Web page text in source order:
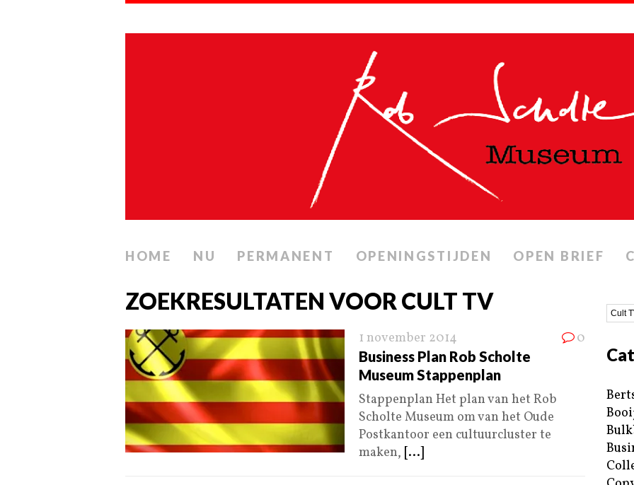
HOME NU PERMANENT OPENINGSTIJDEN OPEN BRIEF
ZOEKRESULTATEN VOOR CULT TV
1 november 2014 0
Business Plan Rob Scholte
Museum Stappenplan
Stappenplan Het plan van het Rob
Scholte Museum om van het Oude
Postkantoor een cultuurcluster te
maken, [...]